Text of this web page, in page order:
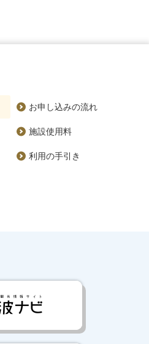
お申し込みの流れ
施設使用料
利用の手引き